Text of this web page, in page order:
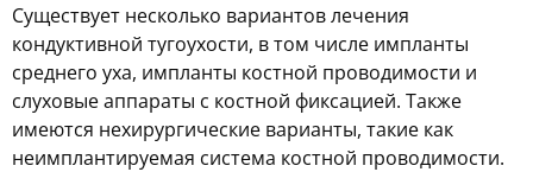
Существует несколько вариантов лечения
кондуктивной тугоухости, в том числе импланты
среднего уха, импланты костной проводимости и
слуховые аппараты с костной фиксацией. Также
имеются нехирургические варианты, такие как
неимплантируемая система костной проводимости.